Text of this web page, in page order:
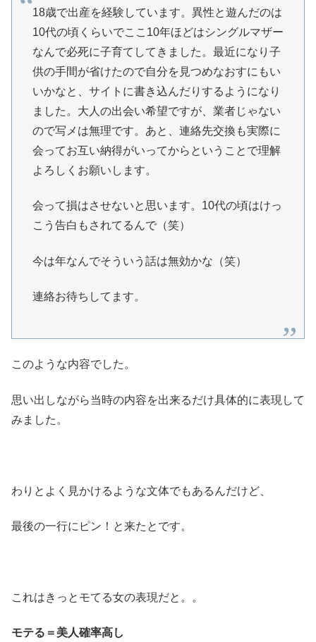
18歳で出産を経験しています。異性と遊んだのは
10代の頃くらいでここ10年ほどはシングルマザー
なんで必死に子育てしてきました。最近になり子
供の手間が省けたので自分を見つめなおすにもい
いかなと、サイトに書き込んだりするようになり
ました。大人の出会い希望ですが、業者じゃない
ので写メは無理です。あと、連絡先交換も実際に
会ってお互い納得がいってからということで理解
よろしくお願いします。
会って損はさせないと思います。10代の頃はけっ
こう告白もされてるんで（笑）
今は年なんでそういう話は無効かな（笑）
連絡お待ちしてます。
このような内容でした。
思い出しながら当時の内容を出来るだけ具体的に表現して
みました。
わりとよく見かけるような文体でもあるんだけど、
最後の一行にピン！と来たとです。
これはきっとモてる女の表現だと。。
モテる＝美人確率高し